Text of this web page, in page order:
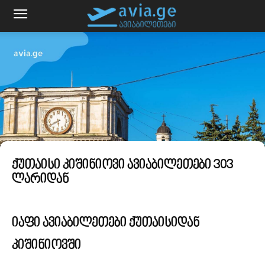
ქუთაისი კიშინიოვი ავიაბილეთები 303
ლარიდან
იაფი ავიაბილეთები ქუთაისიდან
კიშინიოვში